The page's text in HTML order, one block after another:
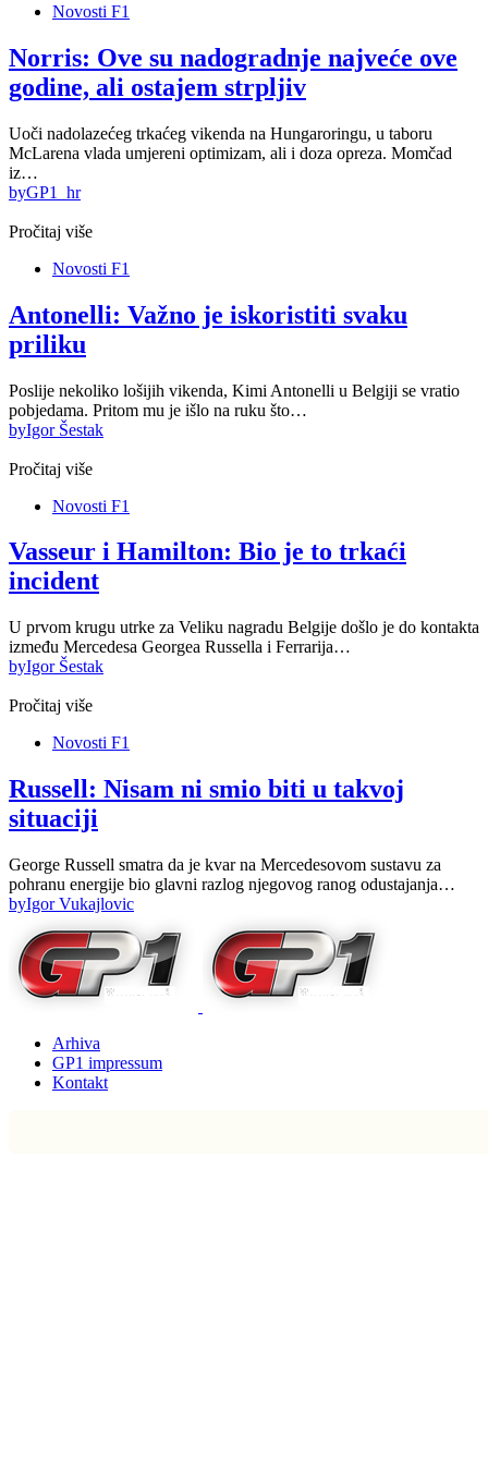
Novosti F1
Norris: Ove su nadogradnje najveće ove
godine, ali ostajem strpljiv
Uoči nadolazećeg trkaćeg vikenda na Hungaroringu, u taboru
McLarena vlada umjereni optimizam, ali i doza opreza. Momčad
iz…
byGP1_hr
Pročitaj više
Novosti F1
Antonelli: Važno je iskoristiti svaku
priliku
Poslije nekoliko lošijih vikenda, Kimi Antonelli u Belgiji se vratio
pobjedama. Pritom mu je išlo na ruku što…
byIgor Šestak
Pročitaj više
Novosti F1
Vasseur i Hamilton: Bio je to trkaći
incident
U prvom krugu utrke za Veliku nagradu Belgije došlo je do kontakta
između Mercedesa Georgea Russella i Ferrarija…
byIgor Šestak
Pročitaj više
Novosti F1
Russell: Nisam ni smio biti u takvoj
situaciji
George Russell smatra da je kvar na Mercedesovom sustavu za
pohranu energije bio glavni razlog njegovog ranog odustajanja…
byIgor Vukajlovic
Arhiva
GP1 impressum
Kontakt